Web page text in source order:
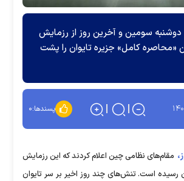
سومین و آخرین روز از رزمایش
«محاصره کامل» جزیره تایوان را پشت
۲۱ پسندها:۰
مقام‌های نظامی چین اعلام کردند که این رزمایش
رسیده است. تنش‌های چند روز اخیر بر سر تایوان